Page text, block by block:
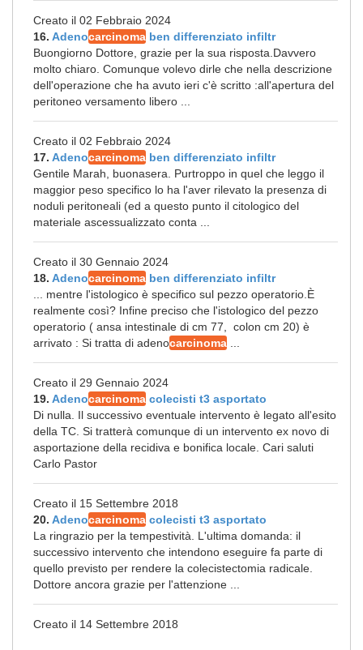
Creato il 02 Febbraio 2024
16. Adenocarcinoma ben differenziato infiltr
Buongiorno Dottore, grazie per la sua risposta.Davvero
molto chiaro. Comunque volevo dirle che nella descrizione
dell'operazione che ha avuto ieri c'è scritto :all'apertura del
peritoneo versamento libero ...
Creato il 02 Febbraio 2024
17. Adenocarcinoma ben differenziato infiltr
Gentile Marah, buonasera. Purtroppo in quel che leggo il
maggior peso specifico lo ha l'aver rilevato la presenza di
noduli peritoneali (ed a questo punto il citologico del
materiale ascessualizzato conta ...
Creato il 30 Gennaio 2024
18. Adenocarcinoma ben differenziato infiltr
... mentre l'istologico è specifico sul pezzo operatorio.È
realmente così? Infine preciso che l'istologico del pezzo
operatorio ( ansa intestinale di cm 77, colon cm 20) è
arrivato : Si tratta di adenocarcinoma
Creato il 29 Gennaio 2024
19. Adenocarcinoma colecisti t3 asportato
Di nulla. Il successivo eventuale intervento è legato all'esito
della TC. Si tratterà comunque di un intervento ex novo di
asportazione della recidiva e bonifica locale. Cari saluti
Carlo Pastor
Creato il 15 Settembre 2018
20. Adenocarcinoma colecisti t3 asportato
La ringrazio per la tempestività. L'ultima domanda: il
successivo intervento che intendono eseguire fa parte di
quello previsto per rendere la colecistectomia radicale.
Dottore ancora grazie per l'attenzione ...
Creato il 14 Settembre 2018